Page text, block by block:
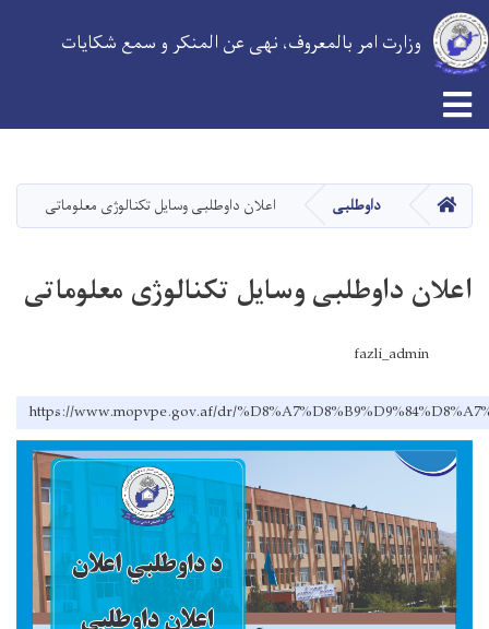
main
content
وزارت امر بالمعروف، نهی عن المنکر و سمع شکایات
HOME داوطلبی اعلان داوطلبی وسایل تکنالوژی معلوماتی
اعلان داوطلبی وسایل تکنالوژی معلوماتی
fazli_admin
https://www.mopvpe.gov.af/dr/